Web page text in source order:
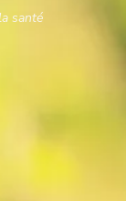
santé